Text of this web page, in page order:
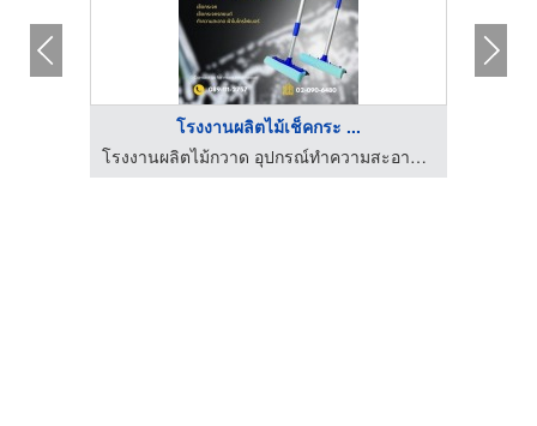
โรงงานผลิตไม้เช็คกระ ...
โรงงานผลิตไม้กวาด อุปกรณ์ทำความสะอาด - ncl thai